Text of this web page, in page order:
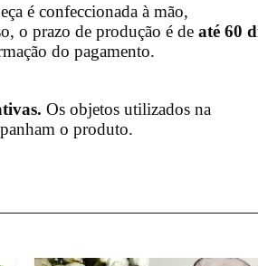
é confeccionada à mão,
o prazo de produção é de até 60
do pagamento.
Os objetos utilizados na
o produto.